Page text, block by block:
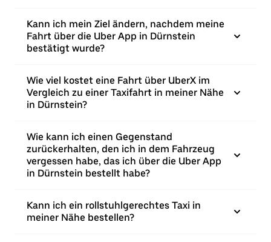
Kann ich mein Ziel ändern, nachdem meine
Fahrt über die Uber App in Dürnstein
bestätigt wurde?
Wie viel kostet eine Fahrt über UberX im
Vergleich zu einer Taxifahrt in meiner Nähe
in Dürnstein?
Wie kann ich einen Gegenstand
zurückerhalten, den ich in dem Fahrzeug
vergessen habe, das ich über die Uber App
in Dürnstein bestellt habe?
Kann ich ein rollstuhlgerechtes Taxi in
meiner Nähe bestellen?